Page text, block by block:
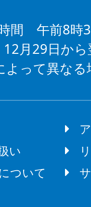
間 午前8時
12月29日か
よって異な
い
ついて